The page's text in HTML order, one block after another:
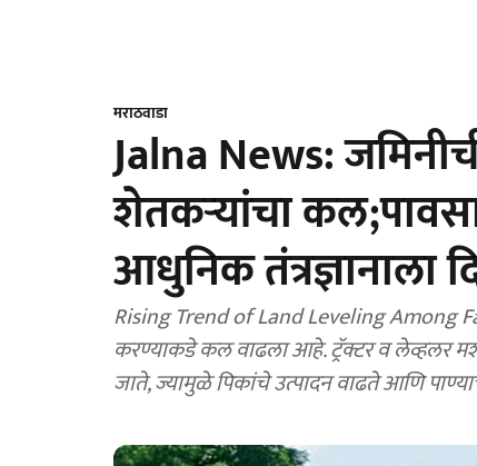
मराठवाडा
Jalna News:
शेतकऱ्यांचा
आधुनिक तंत्रज्ञानाला
Rising Trend of Land Leveling Among
करण्याकडे कल वाढला आहे. ट्रॅक्टर व लेव्हलर
जाते, ज्यामुळे पिकांचे उत्पादन वाढते आणि